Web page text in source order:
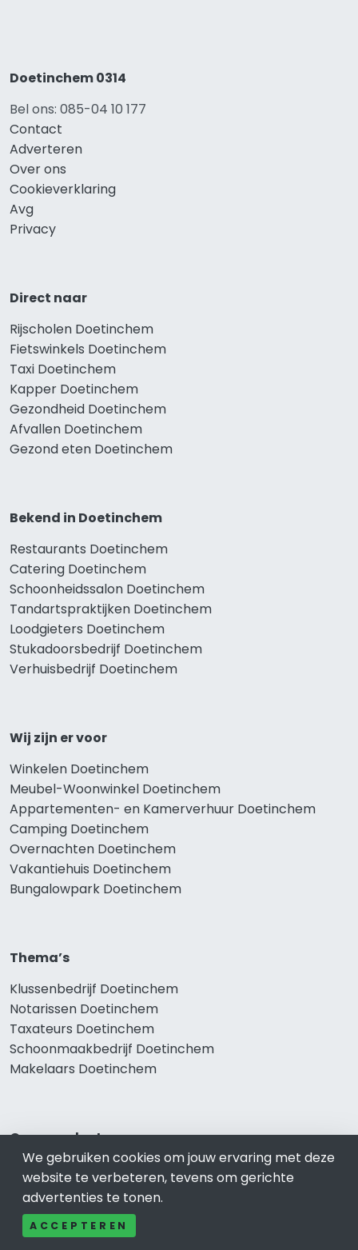
Doetinchem 0314
Bel ons: 085-04 10 177
Contact
Adverteren
Over ons
Cookieverklaring
Avg
Privacy
Direct naar
Rijscholen Doetinchem
Fietswinkels Doetinchem
Taxi Doetinchem
Kapper Doetinchem
Gezondheid Doetinchem
Afvallen Doetinchem
Gezond eten Doetinchem
Bekend in Doetinchem
Restaurants Doetinchem
Catering Doetinchem
Schoonheidssalon Doetinchem
Tandartspraktijken Doetinchem
Loodgieters Doetinchem
Stukadoorsbedrijf Doetinchem
Verhuisbedrijf Doetinchem
Wij zijn er voor
Winkelen Doetinchem
Meubel-Woonwinkel Doetinchem
Appartementen- en Kamerverhuur Doetinchem
Camping Doetinchem
Overnachten Doetinchem
Vakantiehuis Doetinchem
Bungalowpark Doetinchem
Thema’s
Klussenbedrijf Doetinchem
Notarissen Doetinchem
Taxateurs Doetinchem
Schoonmaakbedrijf Doetinchem
Makelaars Doetinchem
Onze producten
Keuken Doetinchem
Vca Doetinchem
Website laten maken Doetinchem
We gebruiken cookies om jouw ervaring met deze
website te verbeteren, tevens om gerichte
advertenties te tonen.
ACCEPTEREN